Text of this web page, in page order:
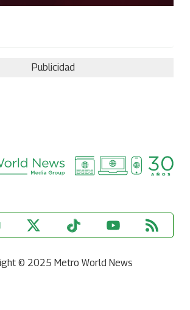
Publicidad
© 2025 Metro World News